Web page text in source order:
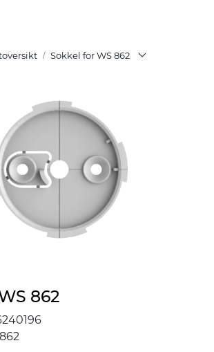
Sokkel for WS 862
862